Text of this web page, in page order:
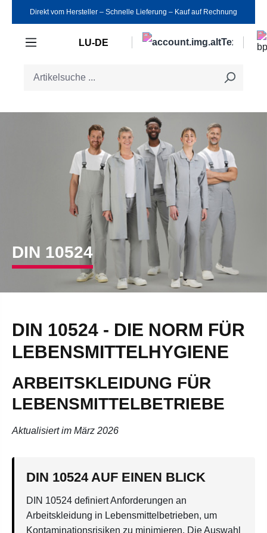
Zum Hauptinhalt springen
Direkt vom Hersteller ‒ Schnelle Lieferung ‒ Kauf auf Rechnung
LU-DE
DIN 10524
DIN 10524 - DIE NORM FÜR
LEBENSMITTELHYGIENE
ARBEITSKLEIDUNG FÜR
LEBENSMITTELBETRIEBE
Aktualisiert im März 2026
DIN 10524 AUF EINEN BLICK
DIN 10524 definiert Anforderungen an
Arbeitskleidung in Lebensmittelbetrieben, um
Kontaminationsrisiken zu minimieren. Die Auswahl